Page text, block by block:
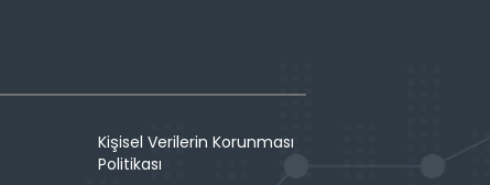
Kişisel Verilerin Korunması
Politikası